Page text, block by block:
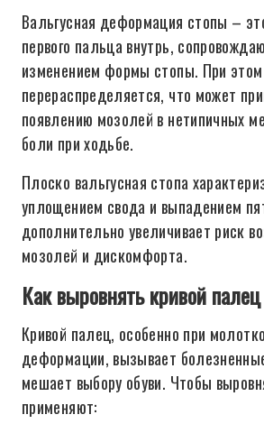
Вальгусная деформация стопы –
первого пальца внутрь,
изменением формы стопы. При этом
перераспределяется, что может
появлению мозолей в нетипичных
боли при ходьбе.
Плоско вальгусная стопа
уплощением свода и выпадением
дополнительно увеличивает риск
мозолей и дискомфорта.
Как выровнять кривой
Кривой палец, особенно при
деформации, вызывает
мешает выбору обуви. Чтобы
применяют: